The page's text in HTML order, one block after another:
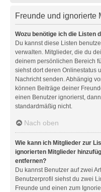
Freunde und ignorierte
Wozu benötige ich die Listen
Du kannst diese Listen
verwalten. Mitglieder, die du
deinem persönlichen Bereich
siehst dort deren Onlinestatus
Nachricht senden. Abhängig
können Beiträge deiner
einen Benutzer ignorierst,
standardmäßig nicht.
Nach oben
Wie kann ich Mitglieder zur
ignorierten Mitglieder
entfernen?
Du kannst Benutzer auf zwei
Benutzerprofil siehst du zwei
Freunde und einen zum